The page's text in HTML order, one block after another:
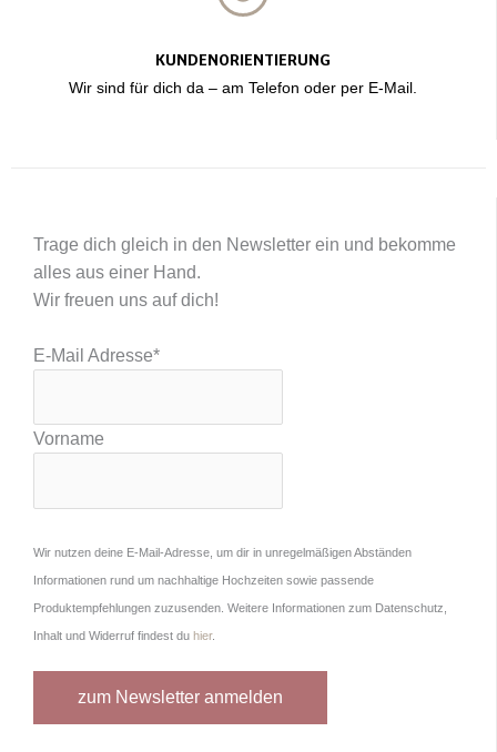
KUNDENORIENTIERUNG
Wir sind für dich da – am Telefon oder per E-Mail.
Trage dich gleich in den Newsletter ein und bekomme
alles aus einer Hand.
Wir freuen uns auf dich!
E-Mail Adresse*
Vorname
Wir nutzen deine E-Mail-Adresse, um dir in unregelmäßigen Abständen
Informationen rund um nachhaltige Hochzeiten sowie passende
Produktempfehlungen zuzusenden. Weitere Informationen zum Datenschutz,
Inhalt und Widerruf findest du hier.